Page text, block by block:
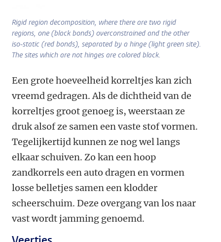
Rigid region decomposition, where there are two rigid
regions, one (black bonds) overconstrained and the other
iso-static (red bonds), separated by a hinge (light green site).
The sites which are not hinges are colored black.
Een grote hoeveelheid korreltjes kan zich
vreemd gedragen. Als de dichtheid van de
korreltjes groot genoeg is, weerstaan ze
druk alsof ze samen een vaste stof vormen.
Tegelijkertijd kunnen ze nog wel langs
elkaar schuiven. Zo kan een hoop
zandkorrels een auto dragen en vormen
losse belletjes samen een klodder
scheerschuim. Deze overgang van los naar
vast wordt jamming genoemd.